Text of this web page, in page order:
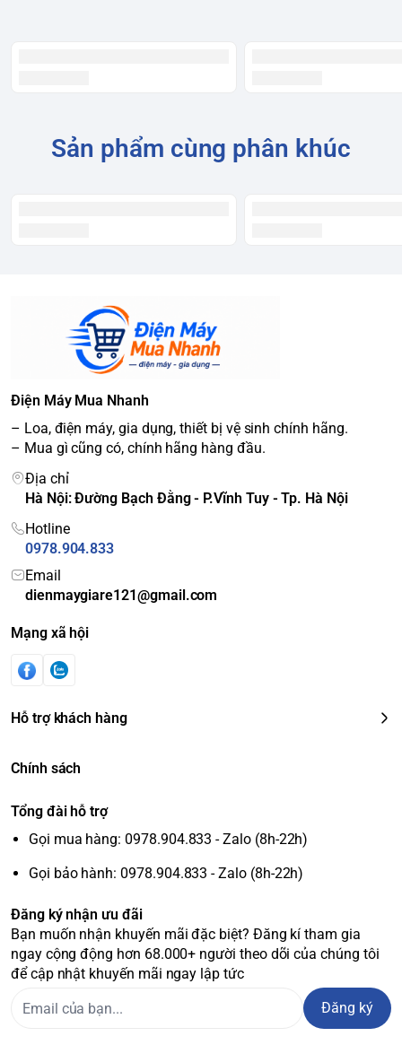
Sản phẩm cùng phân khúc
Điện Máy Mua Nhanh
– Loa, điện máy, gia dụng, thiết bị vệ sinh chính hãng.
– Mua gì cũng có, chính hãng hàng đầu.
Địa chỉ
Hà Nội: Đường Bạch Đằng - P.Vĩnh Tuy - Tp. Hà Nội
Hotline
0978.904.833
Email
dienmaygiare121@gmail.com
Mạng xã hội
Hỗ trợ khách hàng
Chính sách
Tổng đài hỗ trợ
Gọi mua hàng: 0978.904.833 - Zalo (8h-22h)
Gọi bảo hành: 0978.904.833 - Zalo (8h-22h)
Đăng ký nhận ưu đãi
Bạn muốn nhận khuyến mãi đặc biệt? Đăng kí tham gia
ngay cộng động hơn 68.000+ người theo dõi của chúng tôi
để cập nhật khuyến mãi ngay lập tức
Đăng ký